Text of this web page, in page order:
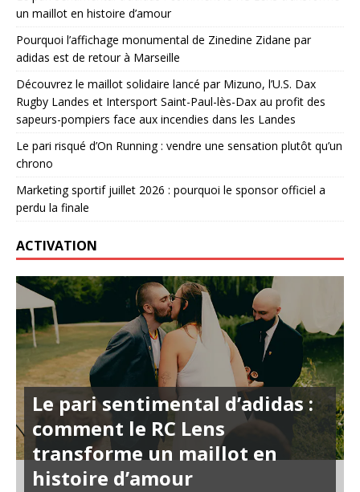
un maillot en histoire d’amour
Pourquoi l’affichage monumental de Zinedine Zidane par
adidas est de retour à Marseille
Découvrez le maillot solidaire lancé par Mizuno, l’U.S. Dax
Rugby Landes et Intersport Saint-Paul-lès-Dax au profit des
sapeurs-pompiers face aux incendies dans les Landes
Le pari risqué d’On Running : vendre une sensation plutôt qu’un
chrono
Marketing sportif juillet 2026 : pourquoi le sponsor officiel a
perdu la finale
ACTIVATION
Le pari sentimental d’adidas :
comment le RC Lens
transforme un maillot en
histoire d’amour